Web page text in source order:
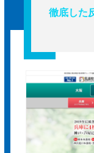
徹底した